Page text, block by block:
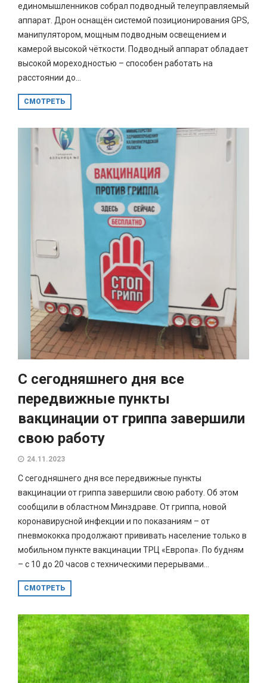
единомышленников собрал подводный телеуправляемый
аппарат. Дрон оснащён системой позиционирования GPS,
манипулятором, мощным подводным освещением и
камерой высокой чёткости. Подводный аппарат обладает
высокой мореходностью – способен работать на
расстоянии до...
СМОТРЕТЬ
С сегодняшнего дня все
передвижные пункты
вакцинации от гриппа завершили
свою работу
24.11.2023
С сегодняшнего дня все передвижные пункты
вакцинации от гриппа завершили свою работу. Об этом
сообщили в областном Минздраве. От гриппа, новой
коронавирусной инфекции и по показаниям – от
пневмококка продолжают прививать население только в
мобильном пункте вакцинации ТРЦ «Европа». По будням
– с 10 до 20 часов с техническими перерывами...
СМОТРЕТЬ